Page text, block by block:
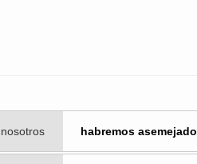
nosotros habremos asemejado